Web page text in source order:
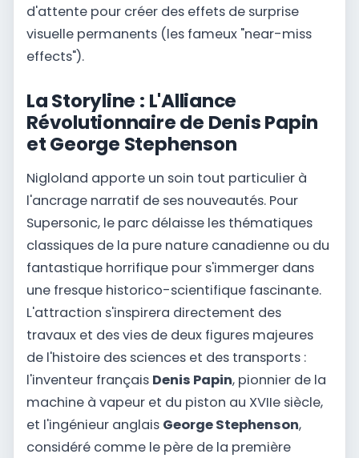
d'attente pour créer des effets de surprise
visuelle permanents (les fameux "near-miss
effects").
La Storyline : L'Alliance
Révolutionnaire de Denis Papin
et George Stephenson
Nigloland apporte un soin tout particulier à
l'ancrage narratif de ses nouveautés. Pour
Supersonic, le parc délaisse les thématiques
classiques de la pure nature canadienne ou du
fantastique horrifique pour s'immerger dans
une fresque historico-scientifique fascinante.
L'attraction s'inspirera directement des
travaux et des vies de deux figures majeures
de l'histoire des sciences et des transports :
l'inventeur français Denis Papin, pionnier de la
machine à vapeur et du piston au XVIIe siècle,
et l'ingénieur anglais George Stephenson,
considéré comme le père de la première